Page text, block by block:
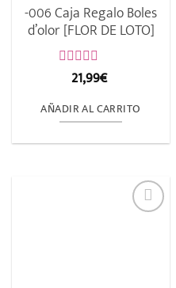
-006 Caja Regalo Boles
d’olor [FLOR DE LOTO]
Valorado
de
5
21,99€
AÑADIR AL CARRITO